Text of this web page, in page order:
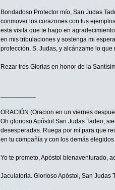
Bondadoso Protector mío, San Judas
conmover los corazones con tus
esta visita que te hago en
en mis tribulaciones y sostenga mi
protección, S. Judas, y alcánzame lo
Rezar tres Glorias en honor de la
ORACIÓN (Oracion en un viernes
Oh glorioso Apóstol San Judas Tadeo,
desesperadas. Ruega por mí para que
en tu compañía y con los demás
Yo te prometo, Apóstol bienaventurado,
Jaculatoria. Glorioso Apóstol, San Judas